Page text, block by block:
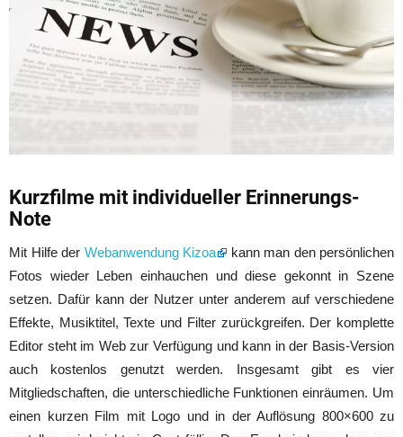
Kurzfilme mit individueller Erinnerungs-
Note
Mit Hilfe der Webanwendung Kizoa
kann man den persönlichen
Fotos wieder Leben einhauchen und diese gekonnt in Szene
setzen. Dafür kann der Nutzer unter anderem auf verschiedene
Effekte, Musiktitel, Texte und Filter zurückgreifen. Der komplette
Editor steht im Web zur Verfügung und kann in der Basis-Version
auch kostenlos genutzt werden. Insgesamt gibt es vier
Mitgliedschaften, die unterschiedliche Funktionen einräumen. Um
einen kurzen Film mit Logo und in der Auflösung 800×600 zu